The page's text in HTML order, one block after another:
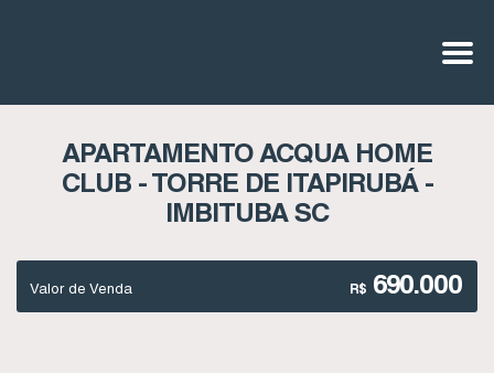
APARTAMENTO ACQUA HOME
CLUB - TORRE DE ITAPIRUBÁ -
IMBITUBA SC
R$ 690.000
Valor de Venda